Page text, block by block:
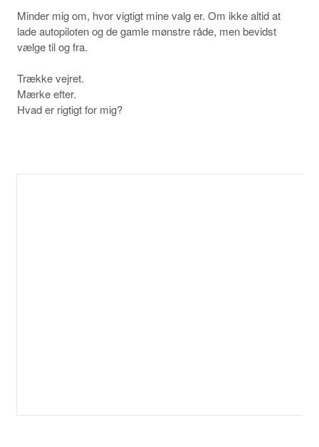
Minder mig om, hvor vigtigt mine valg er. Om ikke altid at
lade autopiloten og de gamle mønstre råde, men bevidst
vælge til og fra.
Trække vejret.
Mærke efter.
Hvad er rigtigt for mig?